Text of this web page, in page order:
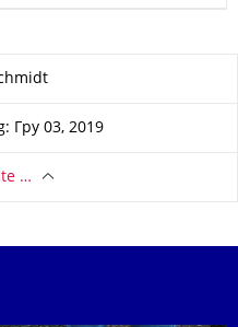
Гру 03, 2019
…